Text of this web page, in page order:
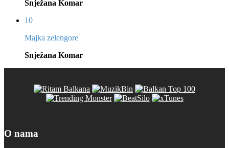
Snježana Komar
10
Majka zelengore
Snježana Komar
O nama